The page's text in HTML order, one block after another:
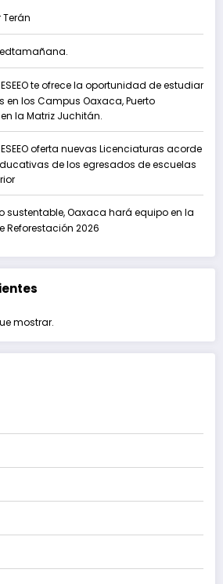
te ofrece la oportunidad de estudiar
en los Campus Oaxaca, Puerto
la Matriz Juchitán.
oferta nuevas Licenciaturas acorde
de los egresados de escuelas
sustentable, Oaxaca hará equipo en la
Reforestación 2026
mostrar.